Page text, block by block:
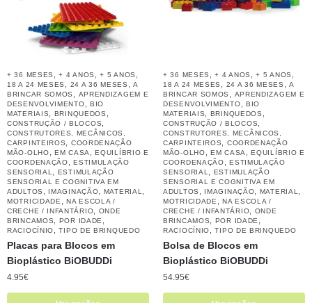
+ 36 MESES ,+ 4 ANOS ,+ 5 ANOS
18 A 24 MESES 24 A 36 MESES ,A
BRINCAR SOMOS
APRENDIZAGEM E
DESENVOLVIMENTO
BIO
MATERIAIS
BRINQUEDOS
CONSTRUÇÃO / BLOCOS
CONSTRUTORES, MECÂNICOS,
CARPINTEIROS
COORDENAÇÃO
MÃO-OLHO
,EM CASA ,EQUILÍBRIO E
COORDENAÇÃO
,ESTIMULAÇÃO
SENSORIAL
ESTIMULAÇÃO
SENSORIAL E COGNITIVA EM
ADULTOS
IMAGINAÇÃO MATERIAL
MOTRICIDADE ,NA ESCOLA /
CRECHE / INFANTÁRIO
ONDE
BRINCAMOS
POR IDADE
RACIOCÍNIO ,TIPO DE BRINQUEDO
Placas para Blocos em
Bioplástico BiOBUDDi
4.95€
+ 36 MESES ,+ 4 ANOS ,+ 5 ANOS
18 A 24 MESES 24 A 36 MESES ,A
BRINCAR SOMOS
APRENDIZAGEM E
DESENVOLVIMENTO
BIO
MATERIAIS
BRINQUEDOS
CONSTRUÇÃO / BLOCOS
CONSTRUTORES, MECÂNICOS,
CARPINTEIROS
COORDENAÇÃO
MÃO-OLHO
,EM CASA ,EQUILÍBRIO E
COORDENAÇÃO
,ESTIMULAÇÃO
SENSORIAL
ESTIMULAÇÃO
SENSORIAL E COGNITIVA EM
ADULTOS
IMAGINAÇÃO MATERIAL
MOTRICIDADE ,NA ESCOLA /
CRECHE / INFANTÁRIO
ONDE
BRINCAMOS
POR IDADE
RACIOCÍNIO ,TIPO DE BRINQUEDO
Bolsa de Blocos em
Bioplástico BiOBUDDi
54.95€